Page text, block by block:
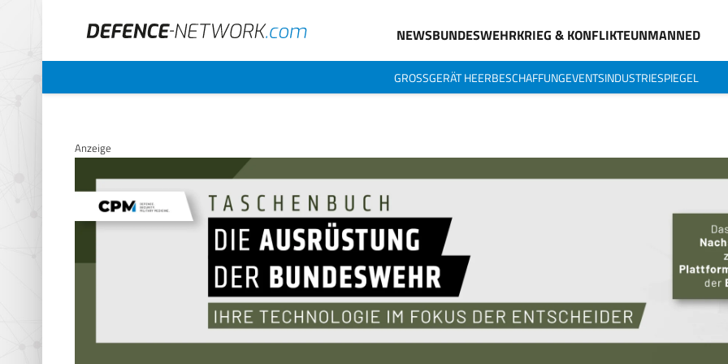
NEWSBUNDESWEHRKRIEG & KONFLIKTEUNMANNED
GROSSGERÄT HEERBESCHAFFUNGEVENTSINDUSTRIESPIEGEL
Anzeige